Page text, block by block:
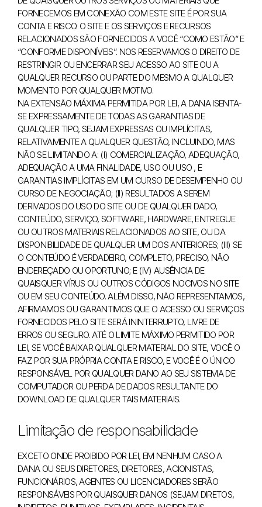
FORNECEMOS EM CONEXÃO COM ESTE SITE É POR SUA
CONTA E RISCO. O SITE E OS SERVIÇOS E RECURSOS
RELACIONADOS SÃO FORNECIDOS A VOCÊ “COMO ESTÃO” E
“CONFORME DISPONÍVEIS”. NOS RESERVAMOS O DIREITO DE
RESTRINGIR OU ENCERRAR SEU ACESSO AO SITE OU A
QUALQUER RECURSO OU PARTE DO MESMO A QUALQUER
MOMENTO POR QUALQUER MOTIVO.
NA EXTENSÃO MÁXIMA PERMITIDA POR LEI, A DANA ISENTA-
SE EXPRESSAMENTE DE TODAS AS GARANTIAS DE
QUALQUER TIPO, SEJAM EXPRESSAS OU IMPLÍCITAS,
RELATIVAMENTE A QUALQUER QUESTÃO, INCLUINDO, MAS
NÃO SE LIMITANDO A: (I) COMERCIALIZAÇÃO, ADEQUAÇÃO,
ADEQUAÇÃO A UMA FINALIDADE, USO OU USO , E
GARANTIAS IMPLÍCITAS EM UM CURSO DE DESEMPENHO OU
CURSO DE NEGOCIAÇÃO; (II) RESULTADOS A SEREM
DERIVADOS DO USO DO SITE OU DE QUALQUER DADO,
CONTEÚDO, SERVIÇO, SOFTWARE, HARDWARE, ENTREGUE
OU OUTROS MATERIAIS RELACIONADOS AO SITE, OU DA
DISPONIBILIDADE DE QUALQUER UM DOS ANTERIORES; (III) SE
O CONTEÚDO É VERDADEIRO, COMPLETO, PRECISO, NÃO
ENDEREÇADO OU OPORTUNO; E (IV) AUSÊNCIA DE
QUAISQUER VÍRUS OU OUTROS CÓDIGOS NOCIVOS NO SITE
OU EM SEU CONTEÚDO. ALÉM DISSO, NÃO REPRESENTAMOS,
AFIRMAMOS OU GARANTIMOS QUE O ACESSO OU SERVIÇOS
FORNECIDOS PELO SITE SERÁ ININTERRUPTO, LIVRE DE
ERROS OU SEGURO. ATÉ O LIMITE MÁXIMO PERMITIDO POR
LEI, SE VOCÊ BAIXAR QUALQUER MATERIAL DO SITE, VOCÊ O
FAZ POR SUA PRÓPRIA CONTA E RISCO, E VOCÊ É O ÚNICO
RESPONSÁVEL POR QUALQUER DANO AO SEU SISTEMA DE
COMPUTADOR OU PERDA DE DADOS RESULTANTE DO
DOWNLOAD DE QUALQUER TAIS MATERIAIS.
Limitação de responsabilidade
EXCETO ONDE PROIBIDO POR LEI, EM NENHUM CASO A
DANA OU SEUS DIRETORES, DIRETORES, ACIONISTAS,
FUNCIONÁRIOS, AGENTES OU LICENCIADORES SERÃO
RESPONSÁVEIS POR QUAISQUER DANOS (SEJAM DIRETOS,